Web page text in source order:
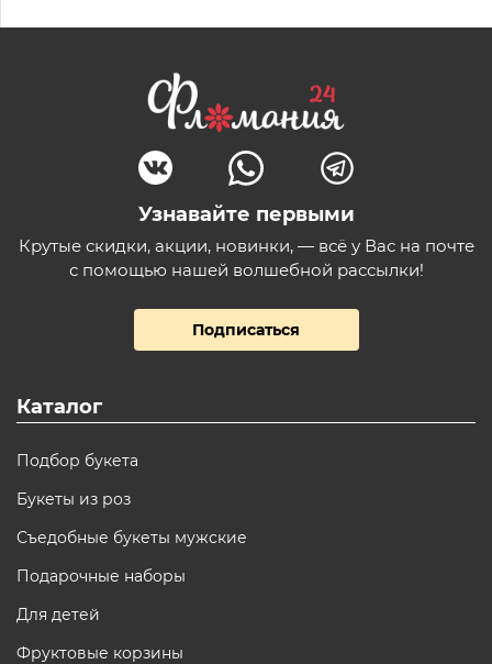
Узнавайте первыми
Крутые скидки, акции, новинки, — всё у Вас на почте
с помощью нашей волшебной рассылки!
Подписаться
Каталог
Подбор букета
Букеты из роз
Съедобные букеты мужские
Подарочные наборы
Для детей
Фруктовые корзины